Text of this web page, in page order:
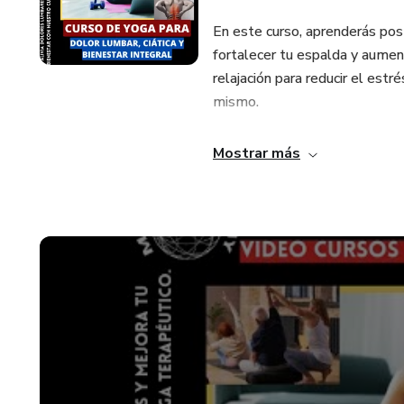
En este curso, aprenderás
fortalecer tu espalda y
relajación para reducir el
mismo.
También aprenderás a
¡Además, estamos
¡No pierdas la oportunidad
Mostrar más